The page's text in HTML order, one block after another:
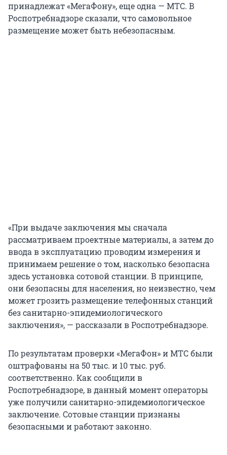
принадлежат «МегаФону», еще одна — МТС. В
Роспотребнадзоре сказали, что самовольное
размещение может быть небезопасным.
«При выдаче заключения мы сначала
рассматриваем проектные материалы, а затем до
ввода в эксплуатацию проводим измерения и
принимаем решение о том, насколько безопасна
здесь установка сотовой станции. В принципе,
они безопасны для населения, но неизвестно, чем
может грозить размещение телефонных станций
без санитарно-эпидемиологического
заключения», — рассказали в Роспотребнадзоре.
По результатам проверки «МегаФон» и МТС были
оштрафованы на 50 тыс. и 10 тыс. руб.
соответственно. Как сообщили в
Роспотребнадзоре, в данный момент операторы
уже получили санитарно-эпидемиологическое
заключение. Сотовые станции признаны
безопасными и работают законно.